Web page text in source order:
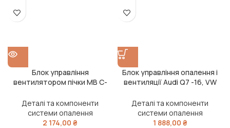
Блок управління
вентилятором пічки MB C-
Elparts)
Деталі та компоненти
системи опалення
2 174,00 ₴
Блок управління опалення і
вентиляції Audi Q7 -16, VW
Деталі та компоненти
системи опалення
1 888,00 ₴